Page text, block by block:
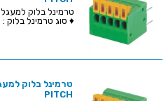
♦ סוג טרמינל בלוק : VERTICAL SCREWLESS &d...
PITCH